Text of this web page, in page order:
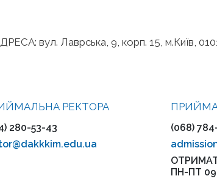
вул. Лаврська, 9, корп. 15, м.Київ,
РЕКТОРА
280-53-43
(068)
ПН-ПТ